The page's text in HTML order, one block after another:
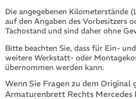
Die angegebenen Kilometerstände
auf den Angaben des Vorbesitzers
Tachostand und sind daher ohne
Bitte beachten Sie, dass für Ein-
weitere Werkstatt- oder
übernommen werden kann.
Wenn Sie Fragen zu dem Original
Armaturenbrett Rechts Mercedes